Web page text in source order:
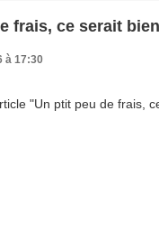
frais, ce serait bien
à 17:30